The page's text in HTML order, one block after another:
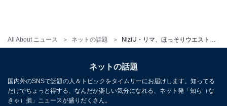
All About ニュース ネットの話題
ネットの話題
国内外のSNSで話題の人＆トピックをタイムリーにお届けします。知ってる
だけでちょっと得する、なんだか楽しい気分になれる、ネット発「知ら（な
きゃ）損」ニュースが盛りだくさん。